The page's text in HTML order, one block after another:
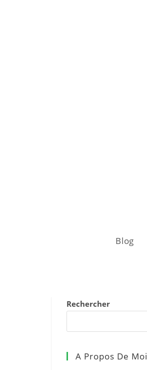
Blog
Rechercher
A Propos De Moi